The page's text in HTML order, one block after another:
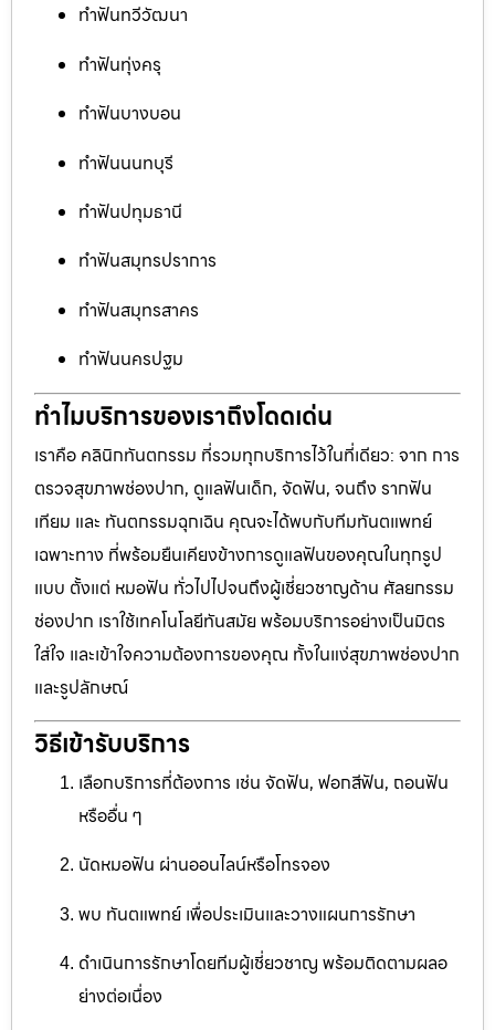
ทำฟันทวีวัฒนา
ทำฟันทุ่งครุ
ทำฟันบางบอน
ทำฟันนนทบุรี
ทำฟันปทุมธานี
ทำฟันสมุทรปราการ
ทำฟันสมุทรสาคร
ทำฟันนครปฐม
ทำไมบริการของเราถึงโดดเด่น
เราคือ คลินิกทันตกรรม ที่รวมทุกบริการไว้ในที่เดียว: จาก การ
ตรวจสุขภาพช่องปาก, ดูแลฟันเด็ก, จัดฟัน, จนถึง รากฟัน
เทียม และ ทันตกรรมฉุกเฉิน คุณจะได้พบกับทีมทันตแพทย์
เฉพาะทาง ที่พร้อมยืนเคียงข้างการดูแลฟันของคุณในทุกรูป
แบบ ตั้งแต่ หมอฟัน ทั่วไปไปจนถึงผู้เชี่ยวชาญด้าน ศัลยกรรม
ช่องปาก เราใช้เทคโนโลยีทันสมัย พร้อมบริการอย่างเป็นมิตร
ใส่ใจ และเข้าใจความต้องการของคุณ ทั้งในแง่สุขภาพช่องปาก
และรูปลักษณ์
วิธีเข้ารับบริการ
เลือกบริการที่ต้องการ เช่น จัดฟัน, ฟอกสีฟัน, ถอนฟัน
หรืออื่น ๆ
นัดหมอฟัน ผ่านออนไลน์หรือโทรจอง
พบ ทันตแพทย์ เพื่อประเมินและวางแผนการรักษา
ดำเนินการรักษาโดยทีมผู้เชี่ยวชาญ พร้อมติดตามผลอ
ย่างต่อเนื่อง